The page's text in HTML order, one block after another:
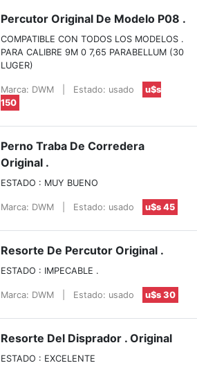
Percutor Original De Modelo P08 .
COMPATIBLE CON TODOS LOS MODELOS .
PARA CALIBRE 9M 0 7,65 PARABELLUM (30
LUGER)
Marca: DWM Estado: usado
u$s
150
Perno Traba De Corredera
Original .
ESTADO : MUY BUENO
Marca: DWM Estado: usado u$s 45
Resorte De Percutor Original .
ESTADO : IMPECABLE .
Marca: DWM Estado: usado u$s 30
Resorte Del Disprador . Original
ESTADO : EXCELENTE